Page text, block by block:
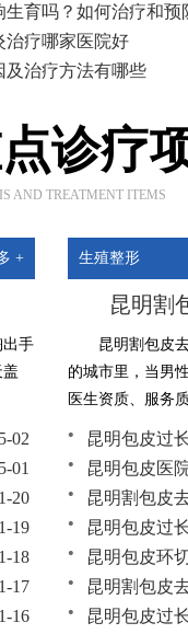
生育吗？如何治疗和预
治疗哪家医院好
及治疗方法有哪些
诊疗
AND TREATMENT ITEMS
+
出手
02
01
20
19
18
17
16
生殖整形
昆明割
昆明割包皮
的城市里，当男
医生资质、服务
昆明包皮过
昆明包皮医
昆明割包皮
昆明包皮过
昆明包皮环
昆明割包皮
昆明包皮过